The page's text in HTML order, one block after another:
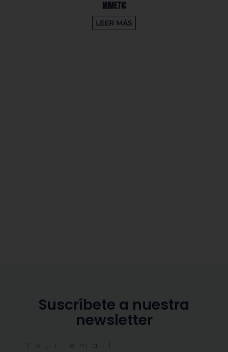
Mimetic
LEER MÁS
Suscríbete a nuestra
newsletter